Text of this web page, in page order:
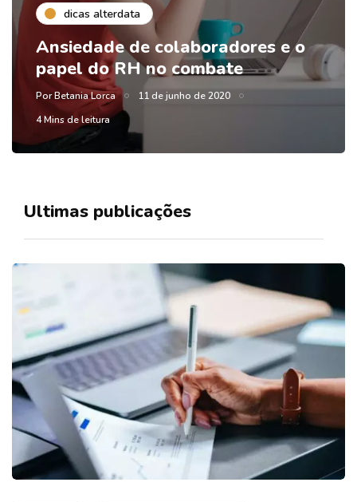
dicas alterdata
Ansiedade de colaboradores e o
papel do RH no combate
PorBetania Lorca
11 de junho de 2020
4 Mins de leitura
Ultimas publicações